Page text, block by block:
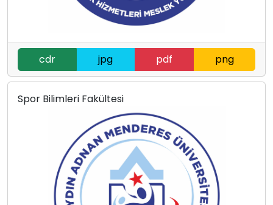
cdr jpg pdf png
Spor Bilimleri Fakültesi